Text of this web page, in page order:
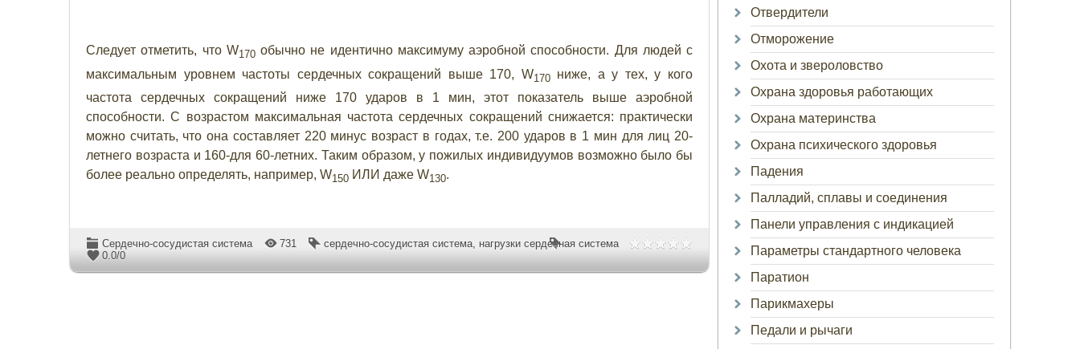
Следует отметить, что W170обычно не идентично максимуму аэробной способности. Для людей с
максимальным уровнем частоты сердечных сокращений выше 170, W170ниже, а у тех, у кого
частота сердечных сокращений ниже 170 ударов в 1 мин, этот показатель выше аэробной
способности. С возрастом максимальная частота сердечных сокращений снижается: практически
можно считать, что она составляет 220 минус возраст в годах, т.е. 200 ударов в 1 мин для лиц 20-
летнего возраста и 160-для 60-летних. Таким образом, у пожилых индивидуумов возможно было бы
более реально определять, например, W150 ИЛИ даже W130.
Сердечно-сосудистая система 731 сердечно-сосудистая система, нагрузки сердечная система
0.0/0
Отвердители
Отморожение
Охота и звероловство
Охрана здоровья работающих
Охрана материнства
Охрана психического здоровья
Падения
Палладий, сплавы и соединения
Панели управления с индикацией
Параметры стандартного человека
Паратион
Парикмахеры
Педали и рычаги